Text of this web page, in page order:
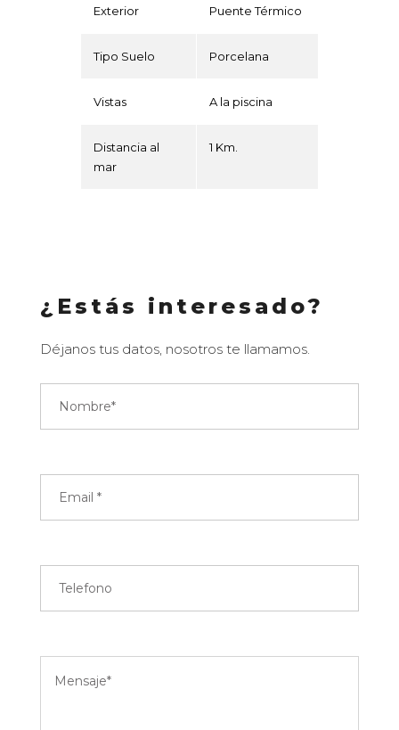
Exterior
Puente Térmico
Tipo Suelo Porcelana
Vistas A la piscina
Distancia al
mar
1 Km.
¿Estás interesado?
Déjanos tus datos, nosotros te llamamos.